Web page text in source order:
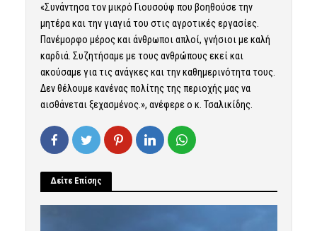
«Συνάντησα τον μικρό Γιουσούφ που βοηθούσε την
μητέρα και την γιαγιά του στις αγροτικές εργασίες.
Πανέμορφο μέρος και άνθρωποι απλοί, γνήσιοι με καλή
καρδιά. Συζητήσαμε με τους ανθρώπους εκεί και
ακούσαμε για τις ανάγκες και την καθημερινότητα τους.
Δεν θέλουμε κανένας πολίτης της περιοχής μας να
αισθάνεται ξεχασμένος.», ανέφερε ο κ. Τσαλικίδης.
Δείτε Επίσης